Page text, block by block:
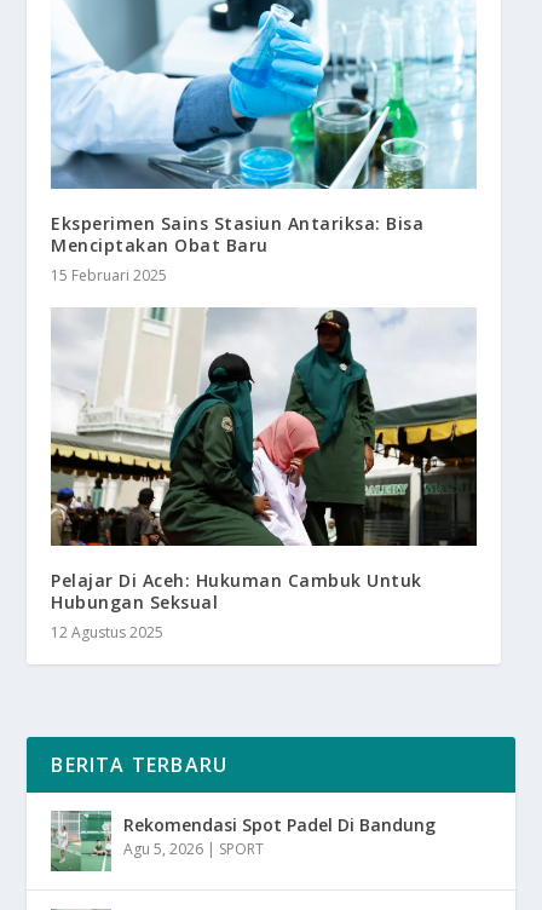
Eksperimen Sains Stasiun Antariksa: Bisa
Menciptakan Obat Baru
15 Februari 2025
Pelajar Di Aceh: Hukuman Cambuk Untuk
Hubungan Seksual
12 Agustus 2025
BERITA TERBARU
Rekomendasi Spot Padel Di Bandung
Agu 5, 2026 | SPORT